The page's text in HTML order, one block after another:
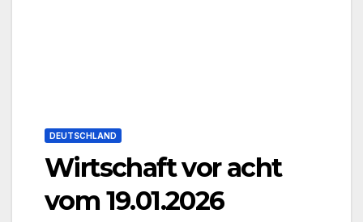
DEUTSCHLAND
Wirtschaft vor acht
vom 19.01.2026